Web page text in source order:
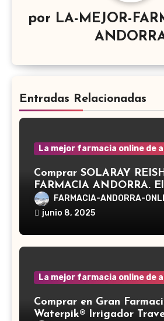
por LA-MEJOR-
Entradas Relacionadas
La mejor farmacia online de
Comprar SOLARAY
FARMACIA ANDORRA.
Reishi, cuyo nombre
Ganoderma lucidum, es
en la medicina
FARMACIA-ANDORRA-
junio 8, 2025
La mejor farmacia online de
Comprar en Gran
Waterpik® Irrigador